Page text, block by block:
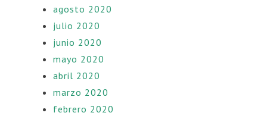
agosto 2020
julio 2020
junio 2020
mayo 2020
abril 2020
marzo 2020
febrero 2020